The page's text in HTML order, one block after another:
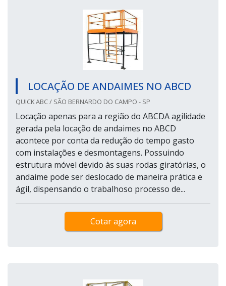
LOCAÇÃO DE ANDAIMES NO ABCD
QUICK ABC / SÃO BERNARDO DO CAMPO - SP
Locação apenas para a região do ABCDA agilidade
gerada pela locação de andaimes no ABCD
acontece por conta da redução do tempo gasto
com instalações e desmontagens. Possuindo
estrutura móvel devido às suas rodas giratórias, o
andaime pode ser deslocado de maneira prática e
ágil, dispensando o trabalhoso processo de...
Cotar agora